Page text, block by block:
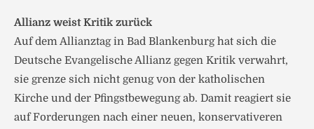
Allianz weist Kritik zurück
Auf dem Allianztag in Bad Blankenburg hat sich die
Deutsche Evangelische Allianz gegen Kritik verwahrt,
sie grenze sich nicht genug von der katholischen
Kirche und der Pfingstbewegung ab. Damit reagiert sie
auf Forderungen nach einer neuen, konservativeren